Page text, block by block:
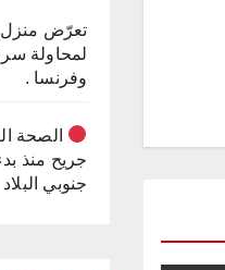
تعرّض منزل
لمحاولة
وفرنسا .
جريح منذ
جنوبي البلاد